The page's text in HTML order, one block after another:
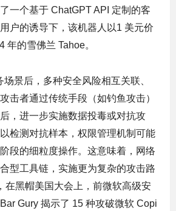
一个基于 ChatGPT API 定制的客
户的诱导下，该机器人以1 美元价
年的雪佛兰 Tahoe。
景后，多种安全风险相互关联、
击者通过传统手段（如钓鱼攻击）
，进一步实施数据投毒或对抗攻
检测对抗样本，权限管理机制可能
段的细粒度操作。这意味着，网络
型工具链，实施更为复杂的攻击路
在黑帽美国大会上，前微软高级安
Gury 揭示了 15 种攻破微软 Copi